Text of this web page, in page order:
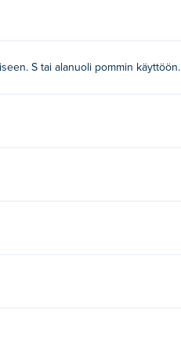
S tai alanuoli pommin käyttöön.